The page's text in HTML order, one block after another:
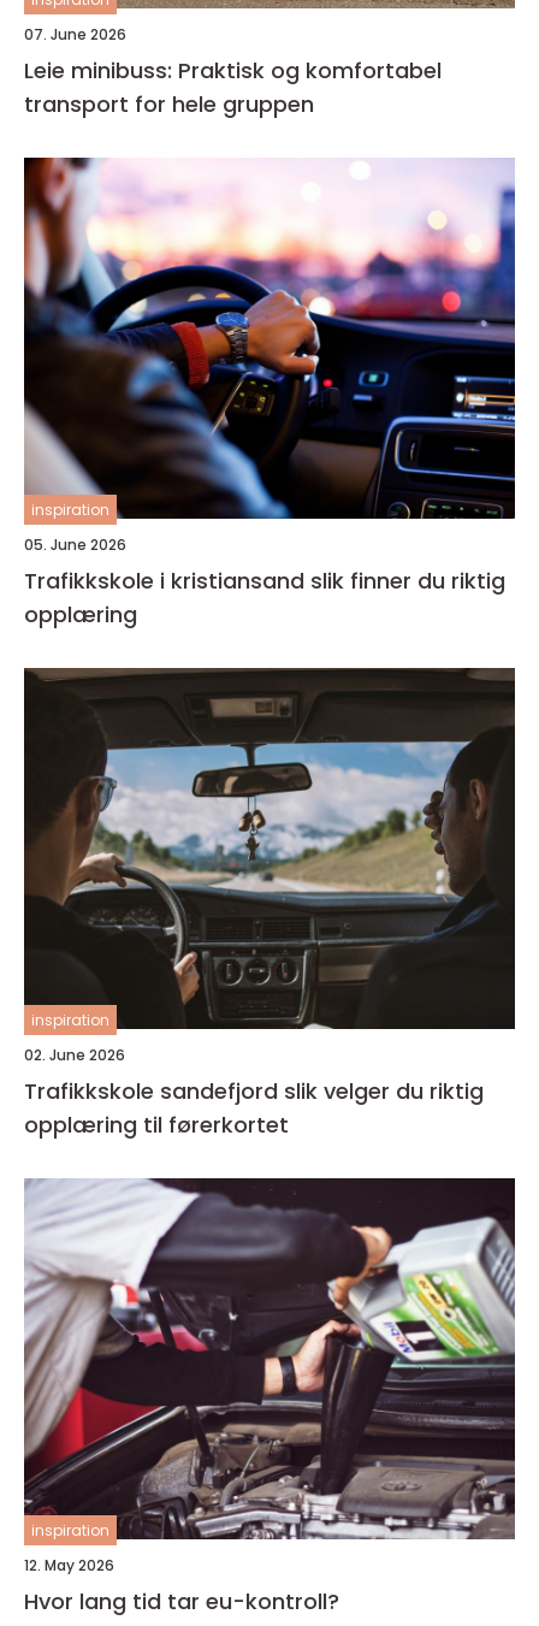
07. June 2026
Leie minibuss: Praktisk og komfortabel
transport for hele gruppen
inspiration
05. June 2026
Trafikkskole i kristiansand slik finner du riktig
opplæring
inspiration
02. June 2026
Trafikkskole sandefjord slik velger du riktig
opplæring til førerkortet
inspiration
12. May 2026
Hvor lang tid tar eu-kontroll?